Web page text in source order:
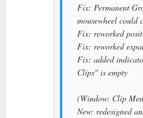
Fix: Permanent
mousewheel could
Fix: reworked
Fix: reworked
Fix: added
Clips" is empty
(Window: Clip
New: redesigned